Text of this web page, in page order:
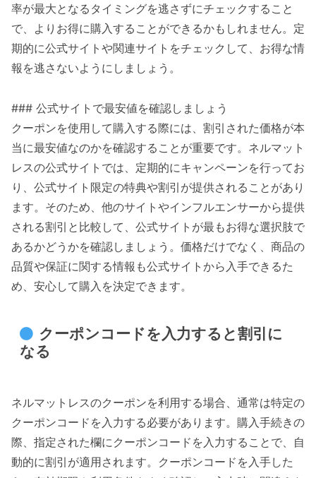
率が最大となるタイミングを逃さずにチェックすること
で、よりお得に購入することができるかもしれません。定
期的に公式サイトや関連サイトをチェックして、お得な情
報を逃さないようにしましょう。
### 公式サイトで最安値を確認しましょう
クーポンを使用して購入する際には、割引された価格が本
当に最安値なのかを確認することが重要です。ネルマット
レスの公式サイトでは、定期的にキャンペーンを行ってお
り、公式サイト限定の特典や割引が提供されることがあり
ます。そのため、他のサイトやインフルエンサーから提供
される割引と比較して、公式サイトが最もお得な選択肢で
あるかどうかを確認しましょう。価格だけでなく、商品の
品質や保証に関する情報も公式サイトから入手できるた
め、安心して購入を決定できます。
クーポンコードを入力すると割引に
なる
ネルマットレスのクーポンを利用する場合、通常は特定の
クーポンコードを入力する必要があります。購入手続きの
際、指定された欄にクーポンコードを入力することで、自
動的に割引が適用されます。クーポンコードを入手した